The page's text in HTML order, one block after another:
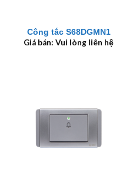
Công tắc S68DGMN1
Giá bán: Vui lòng liên hệ